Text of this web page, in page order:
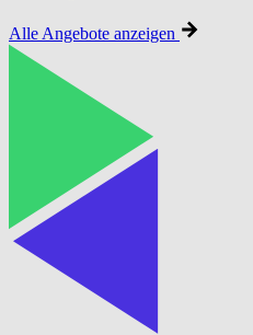
Alle Angebote anzeigen